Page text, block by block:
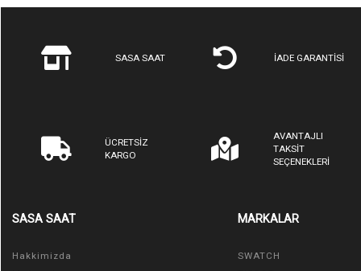
SASA SAAT İADE GARANTİSİ
ÜCRETSİZ
KARGO
AVANTAJLI
TAKSİT
SEÇENEKLERİ
SASA SAAT
Hakkimizda
MARKALAR
SWATCH